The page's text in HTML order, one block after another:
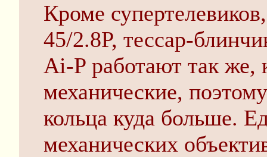
Кроме
45/2.8P, тессар-
Ai-P работают так
механические,
кольца куда больше.
механических